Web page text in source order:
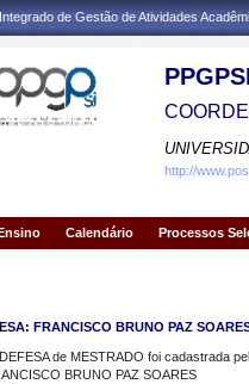
de Gestão de Atividades
http://
Calendário Processos
FRANCISCO BRUNO PAZ
de MESTRADO foi cadastrada
BRUNO PAZ SOARES